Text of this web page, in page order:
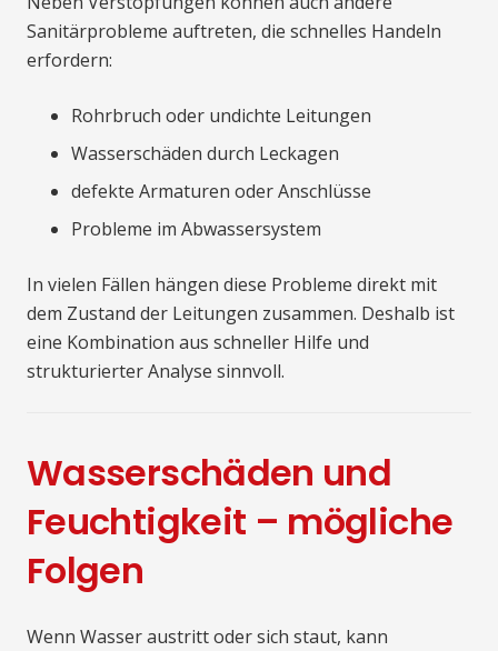
Sanitärprobleme auftreten, die schnelles Handeln
erfordern:
Rohrbruch oder undichte Leitungen
Wasserschäden durch Leckagen
defekte Armaturen oder Anschlüsse
Probleme im Abwassersystem
In vielen Fällen hängen diese Probleme direkt mit
dem Zustand der Leitungen zusammen. Deshalb ist
eine Kombination aus schneller Hilfe und
strukturierter Analyse sinnvoll.
Wasserschäden und
Feuchtigkeit – mögliche
Folgen
Wenn Wasser austritt oder sich staut, kann